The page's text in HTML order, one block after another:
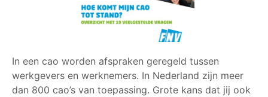
In een cao worden afspraken geregeld tussen
werkgevers en werknemers. In Nederland zijn meer
dan 800 cao’s van toepassing. Grote kans dat jij ook